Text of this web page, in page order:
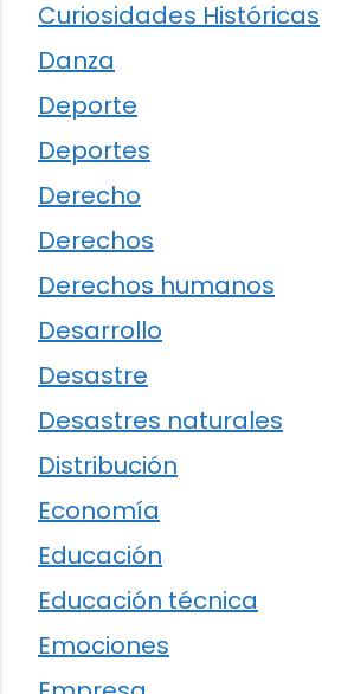
Curiosidades Históricas
Danza
Deporte
Deportes
Derecho
Derechos
Derechos humanos
Desarrollo
Desastre
Desastres naturales
Distribución
Economía
Educación
Educación técnica
Emociones